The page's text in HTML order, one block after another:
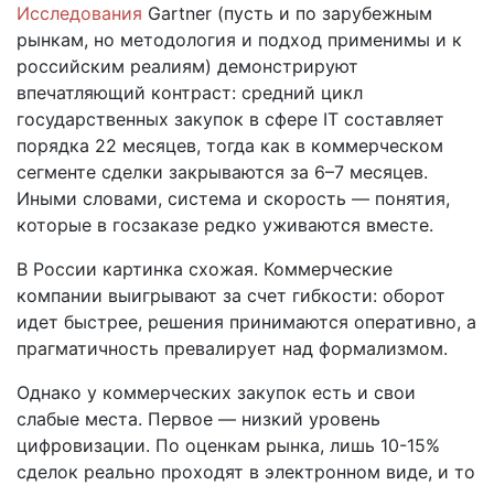
Исследования Gartner (пусть и по зарубежным
рынкам, но методология и подход применимы и к
российским реалиям) демонстрируют
впечатляющий контраст: средний цикл
государственных закупок в сфере IT составляет
порядка 22 месяцев, тогда как в коммерческом
сегменте сделки закрываются за 6–7 месяцев.
Иными словами, система и скорость — понятия,
которые в госзаказе редко уживаются вместе.
В России картинка схожая. Коммерческие
компании выигрывают за счет гибкости: оборот
идет быстрее, решения принимаются оперативно, а
прагматичность превалирует над формализмом.
Однако у коммерческих закупок есть и свои
слабые места. Первое — низкий уровень
цифровизации. По оценкам рынка, лишь 10-15%
сделок реально проходят в электронном виде, и то